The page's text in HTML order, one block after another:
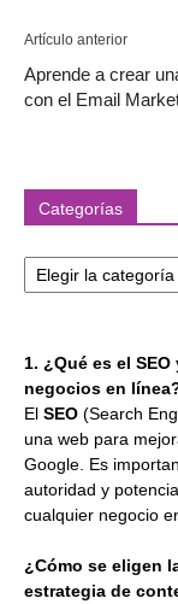
Artículo anterior
Aprende a crear
con el Email
Categorías
1. ¿Qué es el
negocios en
El SEO (Search
una web para
Google. Es
autoridad y
cualquier negocio
¿Cómo se eligen
estrategia de